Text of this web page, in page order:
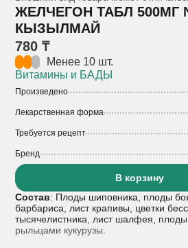
ЖЕЛЧЕГОН ТАБЛ 500МГ
КЫЗЫЛМАЙ
780 ₸
Менее 10 шт.
Витамины и БАДЫ
Произведено
Лекарственная форма
Требуется рецепт
Бренд
В корзину
Состав: Плоды шиповника, плоды
барбариса, лист крапивы, цветки
тысячелистника, лист шалфея,
рыльцами кукурузы.